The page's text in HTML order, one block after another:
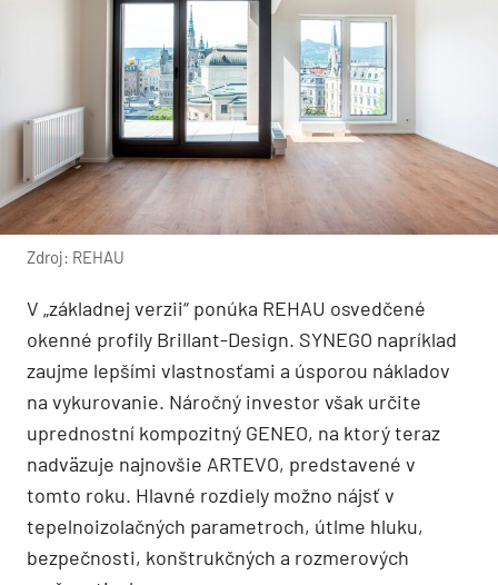
Zdroj: REHAU
V „základnej verzii“ ponúka REHAU osvedčené
okenné profily Brillant-Design. SYNEGO napríklad
zaujme lepšími vlastnosťami a úsporou nákladov
na vykurovanie. Náročný investor však určite
uprednostní kompozitný GENEO, na ktorý teraz
nadväzuje najnovšie ARTEVO, predstavené v
tomto roku. Hlavné rozdiely možno nájsť v
tepelnoizolačných parametroch, útlme hluku,
bezpečnosti, konštrukčných a rozmerových